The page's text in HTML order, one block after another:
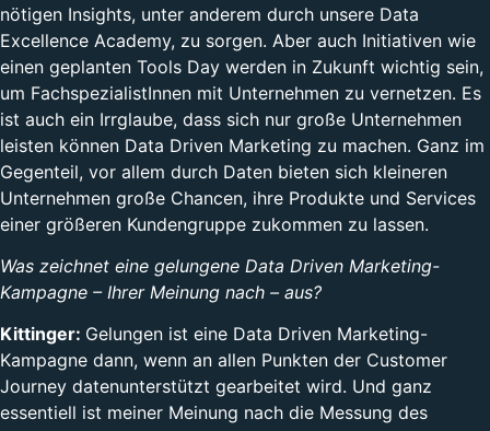
nötigen Insights, unter anderem durch unsere Data
Excellence Academy, zu sorgen. Aber auch Initiativen wie
einen geplanten Tools Day werden in Zukunft wichtig sein,
um FachspezialistInnen mit Unternehmen zu vernetzen. Es
ist auch ein Irrglaube, dass sich nur große Unternehmen
leisten können Data Driven Marketing zu machen. Ganz im
Gegenteil, vor allem durch Daten bieten sich kleineren
Unternehmen große Chancen, ihre Produkte und Services
einer größeren Kundengruppe zukommen zu lassen.
Was zeichnet eine gelungene Data Driven Marketing-
Kampagne – Ihrer Meinung nach – aus?
Kittinger: Gelungen ist eine Data Driven Marketing-
Kampagne dann, wenn an allen Punkten der Customer
Journey datenunterstützt gearbeitet wird. Und ganz
essentiell ist meiner Meinung nach die Messung des